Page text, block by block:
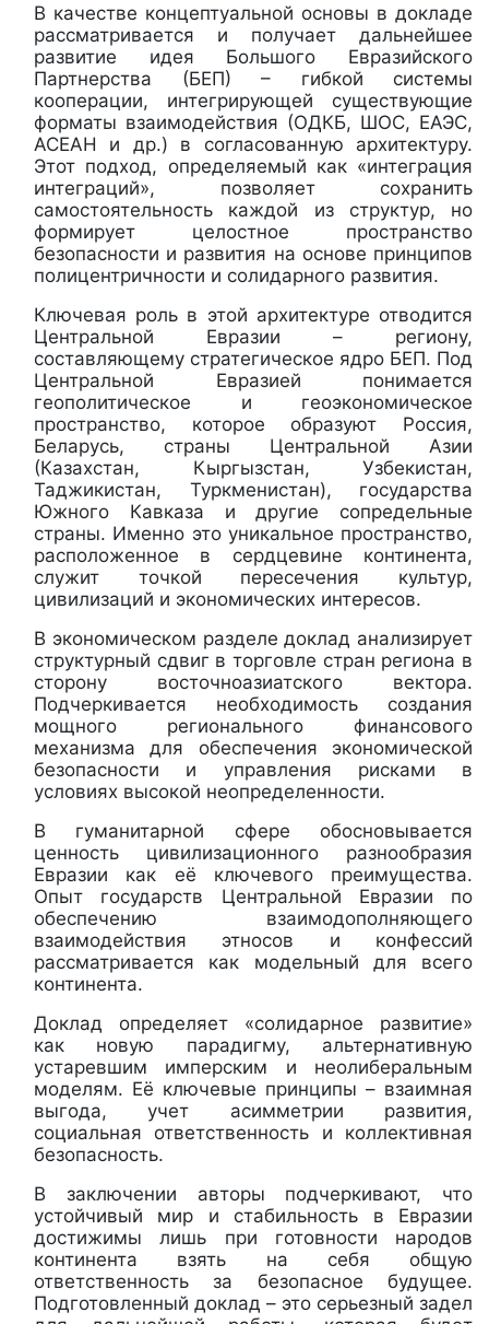
В качестве концептуальной основы в докладе
рассматривается и получает дальнейшее
развитие идея Большого Евразийского
Партнерства (БЕП) – гибкой системы
кооперации, интегрирующей существующие
форматы взаимодействия (ОДКБ, ШОС, ЕАЭС,
АСЕАН и др.) в согласованную архитектуру.
Этот подход, определяемый как «интеграция
интеграций», позволяет сохранить
самостоятельность каждой из структур, но
формирует целостное пространство
безопасности и развития на основе принципов
полицентричности и солидарного развития.
Ключевая роль в этой архитектуре отводится
Центральной Евразии – региону,
составляющему стратегическое ядро БЕП. Под
Центральной Евразией понимается
геополитическое и геоэкономическое
пространство, которое образуют Россия,
Беларусь, страны Центральной Азии
(Казахстан, Кыргызстан, Узбекистан,
Таджикистан, Туркменистан), государства
Южного Кавказа и другие сопредельные
страны. Именно это уникальное пространство,
расположенное в сердцевине континента,
служит точкой пересечения культур,
цивилизаций и экономических интересов.
В экономическом разделе доклад анализирует
структурный сдвиг в торговле стран региона в
сторону восточноазиатского вектора.
Подчеркивается необходимость создания
мощного регионального финансового
механизма для обеспечения экономической
безопасности и управления рисками в
условиях высокой неопределенности.
В гуманитарной сфере обосновывается
ценность цивилизационного разнообразия
Евразии как её ключевого преимущества.
Опыт государств Центральной Евразии по
обеспечению взаимодополняющего
взаимодействия этносов и конфессий
рассматривается как модельный для всего
континента.
Доклад определяет «солидарное развитие»
как новую парадигму, альтернативную
устаревшим имперским и неолиберальным
моделям. Её ключевые принципы – взаимная
выгода, учет асимметрии развития,
социальная ответственность и коллективная
безопасность.
В заключении авторы подчеркивают, что
устойчивый мир и стабильность в Евразии
достижимы лишь при готовности народов
континента взять на себя общую
ответственность за безопасное будущее.
Подготовленный доклад – это серьезный задел